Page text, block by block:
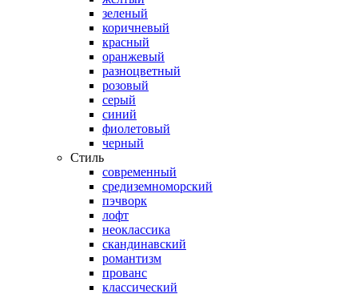
зеленый
коричневый
красный
оранжевый
разноцветный
розовый
серый
синий
фиолетовый
черный
Стиль
современный
средиземноморский
пэчворк
лофт
неоклассика
скандинавский
романтизм
прованс
классический